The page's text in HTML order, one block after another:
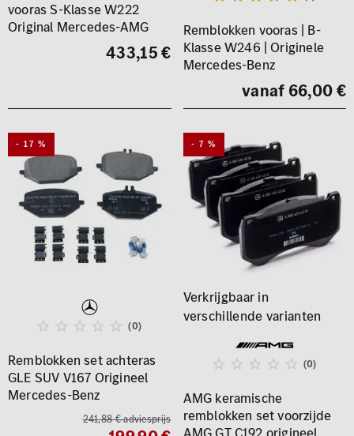
vooras S-Klasse W222
Original Mercedes-AMG
433,15 €
Remblokken vooras | B-
Klasse W246 | Originele
Mercedes-Benz
vanaf 66,00 €
- 17 %
(0)
Remblokken set achteras
GLE SUV V167 Origineel
Mercedes-Benz
241,88 € adviesprijs
- 7 %
(0)
AMG keramische
remblokken set voorzijde